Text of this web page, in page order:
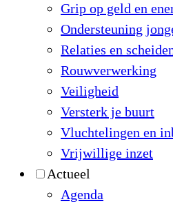
Grip op geld en
Ondersteuning
Relaties en
Rouwverwerking
Veiligheid
Versterk je buurt
Vluchtelingen en
Vrijwillige inzet
Actueel
Agenda